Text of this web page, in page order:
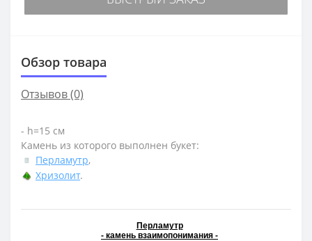
Обзор товара
Отзывов (0)
- h=15 см
Камень из которого выполнен букет:
Перламутр,
Хризолит.
Перламутр
- камень взаимопонимания -